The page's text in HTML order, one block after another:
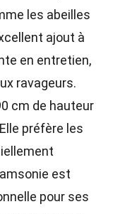
les abeilles
ajout à
en entretien,
ravageurs.
cm de hauteur
préfère les
est
pour ses